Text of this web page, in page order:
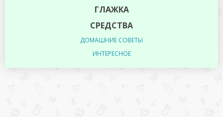
ГЛАЖКА
СРЕДСТВА
ДОМАШНИЕ СОВЕТЫ
ИНТЕРЕСНОЕ